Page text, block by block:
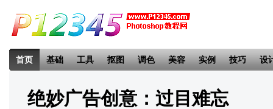
首页 基础 工具 抠图 调色 美容 实例 技巧 设
绝妙广告创意：过目难忘